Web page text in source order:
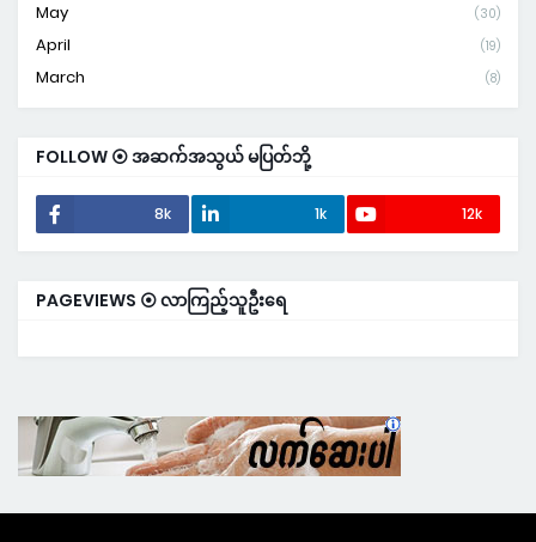
May (30)
April (19)
March (8)
FOLLOW ⦿ အဆက်အသွယ် မပြတ်ဘို့
8k 1k 12k
PAGEVIEWS ⦿ လာကြည့်သူဦးရေ